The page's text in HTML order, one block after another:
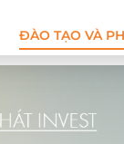
ĐÀO TẠO VÀ